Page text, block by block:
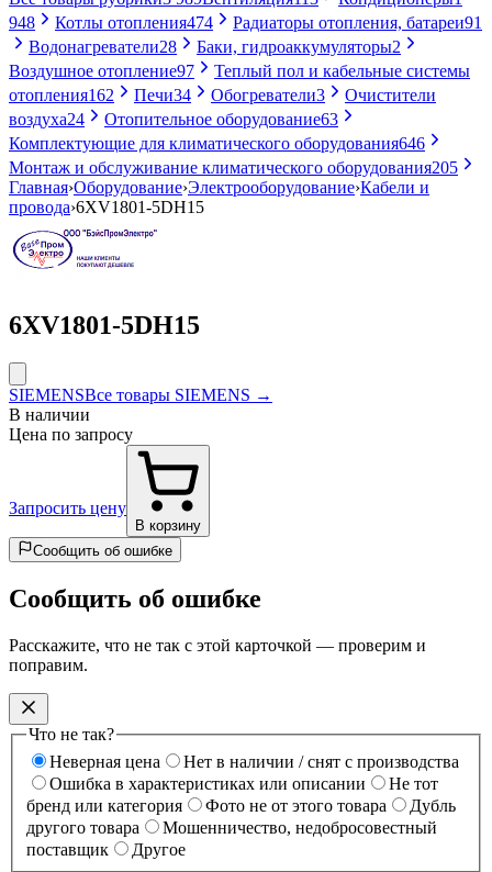
948
Котлы отопления474 Радиаторы отопления, батареи91
Водонагреватели28 Баки, гидроаккумуляторы2
Воздушное отопление97
Теплый пол и кабельные системы
отопления162 Печи34 Обогреватели3
Очистители
воздуха24 Отопительное оборудование63
Комплектующие для климатического оборудования646
Монтаж и обслуживание климатического оборудования205
Главная›Оборудование›Электрооборудование›Кабели и
провода›6XV1801-5DH15
6XV1801-5DH15
SIEMENSВсе товары SIEMENS →
В наличии
Цена по запросу
Запросить цену
В корзину
Сообщить об ошибке
Сообщить об ошибке
Расскажите, что не так с этой карточкой — проверим и
поправим.
Что не так?
Неверная цена
Нет в наличии / снят с производства
Ошибка в характеристиках или описании
Не тот
бренд или категория
Фото не от этого товара
Дубль
другого товара
Мошенничество, недобросовестный
поставщик
Другое